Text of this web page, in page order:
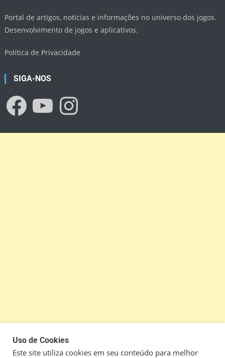
Portal de artigos, notícias e informações no universo dos jogos.
Desenvolvimento de jogos e aplicativos.
Política de Privacidade
SIGA-NOS
Uso de Cookies
Este site utiliza cookies em seu conteúdo para melhor